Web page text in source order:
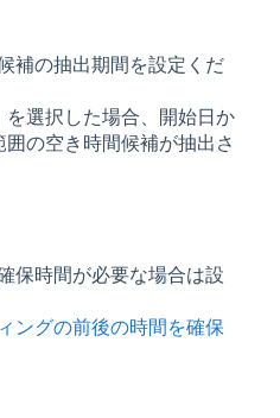
補の抽出期間を設定くだ
を選択した場合、開始日か
囲の空き時間候補が抽出さ
保時間が必要な場合は設
ングの前後の時間を確保